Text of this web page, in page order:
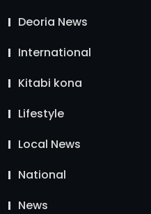
Deoria News
International
Kitabi kona
Lifestyle
Local News
National
News